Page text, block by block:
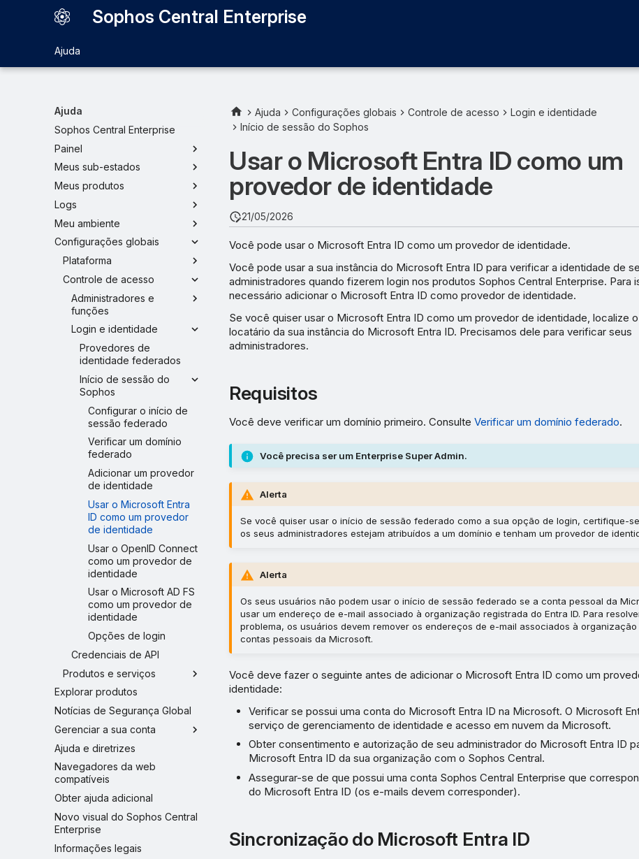
Sophos Central Enterprise
Ajuda
Ajuda
Sophos Central Enterprise
Painel
Meus sub-estados
Meus produtos
Logs
Meu ambiente
Configurações globais
Plataforma
Controle de acesso
Administradores e
funções
Login e identidade
Provedores de
identidade federados
Início de sessão do
Sophos
Configurar o início de
sessão federado
Verificar um domínio
federado
Adicionar um provedor
de identidade
Usar o Microsoft Entra
ID como um provedor
de identidade
Usar o OpenID Connect
como um provedor de
identidade
Usar o Microsoft AD FS
como um provedor de
identidade
Opções de login
Credenciais de API
Produtos e serviços
Explorar produtos
Notícias de Segurança Global
Gerenciar a sua conta
Ajuda e diretrizes
Navegadores da web
compatíveis
Obter ajuda adicional
Novo visual do Sophos Central
Enterprise
Informações legais
Ajuda Configurações globais Controle de acesso
Login e identidade
Início de sessão do Sophos
Usar o Microsoft Entra ID como um
provedor de identidade
21/05/2026
Você pode usar o Microsoft Entra ID como um provedor de identidade.
Você pode usar a sua instância do Microsoft Entra ID para verificar a identidade de
administradores quando fizerem login nos produtos Sophos Central Enterprise. Para
necessário adicionar o Microsoft Entra ID como provedor de identidade.
Se você quiser usar o Microsoft Entra ID como um provedor de identidade, localize
locatário da sua instância do Microsoft Entra ID. Precisamos dele para verificar seus
administradores.
Requisitos
Você deve verificar um domínio primeiro. Consulte Verificar um domínio federado.
Você precisa ser um Enterprise Super Admin.
Alerta
Se você quiser usar o início de sessão federado como a sua opção de login, certifique-
os seus administradores estejam atribuídos a um domínio e tenham um provedor de
Alerta
Os seus usuários não podem usar o início de sessão federado se a conta pessoal da
usar um endereço de e-mail associado à organização registrada do Entra ID. Para
problema, os usuários devem remover os endereços de e-mail associados à organização
contas pessoais da Microsoft.
Você deve fazer o seguinte antes de adicionar o Microsoft Entra ID como um
identidade:
Verificar se possui uma conta do Microsoft Entra ID na Microsoft. O Microsoft
serviço de gerenciamento de identidade e acesso em nuvem da Microsoft.
Obter consentimento e autorização de seu administrador do Microsoft Entra ID
Microsoft Entra ID da sua organização com o Sophos Central.
Assegurar-se de que possui uma conta Sophos Central Enterprise que
do Microsoft Entra ID (os e-mails devem corresponder).
Sincronização do Microsoft Entra ID